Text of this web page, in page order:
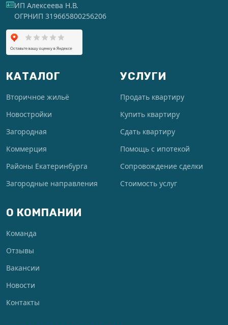
ИП Алексеева Н.В.
ОГРНИП 319665800256206
КАТАЛОГ
Вторичное жильё
Новостройки
Загородная
Коммерция
Районы Екатеринбурга
Загородные направления
УСЛУГИ
Продать квартиру
Купить квартиру
Сдать квартиру
Помощь с ипотекой
Сопровождение сделки
Стоимость услуг
О КОМПАНИИ
Команда
Отзывы
Вакансии
Новости
Контакты